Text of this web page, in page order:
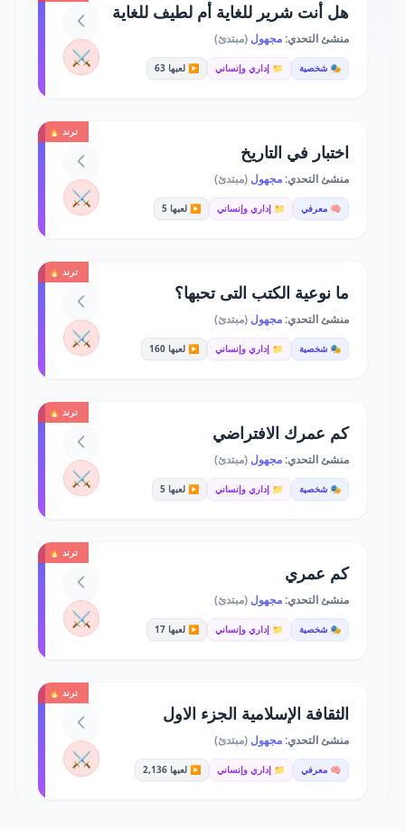
هل أنت شرير للغاية أم لطيف للغاية
منشئ التحدي:مجهول (مبتدئ)
🎭 شخصية 📁 إداري وإنساني ▶️ لعبها 63 ⚔️
ترند 🔥
اختبار في التاريخ
منشئ التحدي:مجهول (مبتدئ)
🧠 معرفي 📁 إداري وإنساني ▶️ لعبها 5 ⚔️
ترند 🔥
ما نوعية الكتب التى تحبها؟
منشئ التحدي:مجهول (مبتدئ)
🎭 شخصية 📁 إداري وإنساني ▶️ لعبها 160 ⚔️
ترند 🔥
كم عمرك الافتراضي
منشئ التحدي:مجهول (مبتدئ)
🎭 شخصية 📁 إداري وإنساني ▶️ لعبها 5 ⚔️
ترند 🔥
كم عمري
منشئ التحدي:مجهول (مبتدئ)
🎭 شخصية 📁 إداري وإنساني ▶️ لعبها 17 ⚔️
ترند 🔥
الثقافة الإسلامية الجزء الاول
منشئ التحدي:مجهول (مبتدئ)
🧠 معرفي 📁 إداري وإنساني ▶️ لعبها 2,136 ⚔️